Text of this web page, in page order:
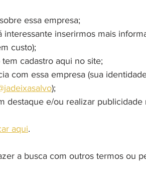
essa empresa;
inserirmos mais
custo);
cadastro aqui no site;
com essa empresa (sua
);
destaque e/ou realizar publicidade
aqui.
a busca com outros termos ou